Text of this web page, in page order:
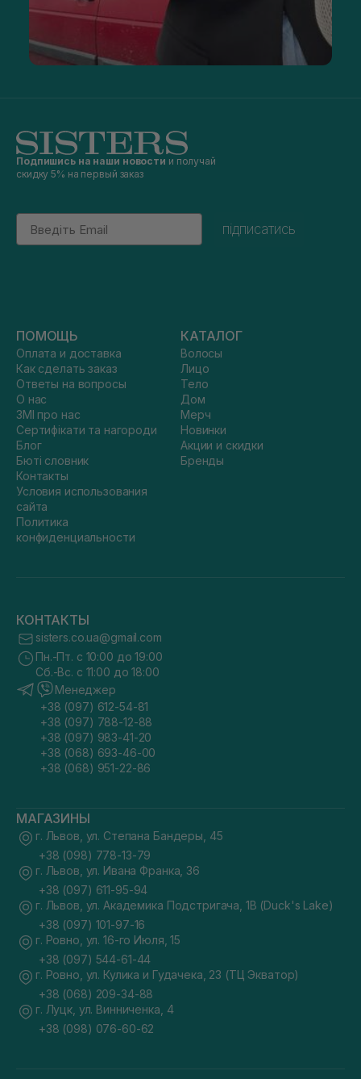
Подпишись на наши новости и получай
скидку 5% на первый заказ
Email
підписатись
ПОМОЩЬ
Оплата и доставка
Как сделать заказ
Ответы на вопросы
О нас
ЗМІ про нас
Сертифікати та нагороди
Блог
Бюті словник
Контакты
Условия использования
сайта
Политика
конфиденциальности
КАТАЛОГ
Волосы
Лицо
Тело
Дом
Мерч
Новинки
Акции и скидки
Бренды
КОНТАКТЫ
sisters.co.ua@gmail.com
Пн.-Пт. с 10:00 до 19:00
Сб.-Вс. с 11:00 до 18:00
Менеджер
+38 (097) 612-54-81
+38 (097) 788-12-88
+38 (097) 983-41-20
+38 (068) 693-46-00
+38 (068) 951-22-86
МАГАЗИНЫ
г. Львов, ул. Степана Бандеры, 45
+38 (098) 778-13-79
г. Львов, ул. Ивана Франка, 36
+38 (097) 611-95-94
г. Львов, ул. Академика Подстригача, 1В (Duck's Lake)
+38 (097) 101-97-16
г. Ровно, ул. 16-го Июля, 15
+38 (097) 544-61-44
г. Ровно, ул. Кулика и Гудачека, 23 (ТЦ Экватор)
+38 (068) 209-34-88
г. Луцк, ул. Винниченка, 4
+38 (098) 076-60-62